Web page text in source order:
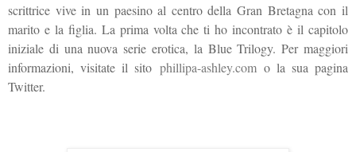
scrittrice vive in un paesino al centro della Gran Bretagna con il
marito e la figlia. La prima volta che ti ho incontrato è il capitolo
iniziale di una nuova serie erotica, la Blue Trilogy. Per maggiori
informazioni, visitate il sito phillipa-ashley.como la sua pagina
Twitter.